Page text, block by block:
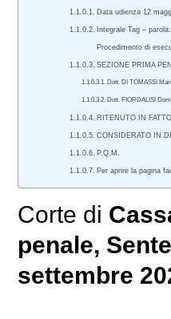
Data udienza 12
Integrale Tag –
Procedimento di
SEZIONE PRIMA
Dott. DI TOMASSI
Dott. FIORDALISI
RITENUTO IN FATTO
CONSIDERATO IN
P.Q.M.
Per aprire la pagina
Corte di
penale,
settembre